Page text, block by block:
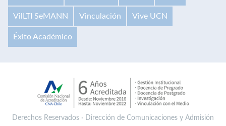
VilLTI SeMANN Vinculación Vive UCN
Éxito Académico
Derechos Reservados · Dirección de Comunicaciones y Admisión